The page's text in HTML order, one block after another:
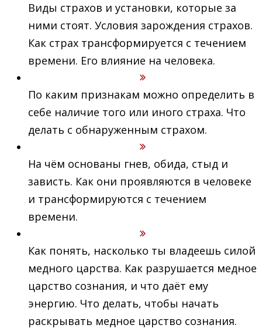
Виды страхов и установки, которые за
ними стоят. Условия зарождения страхов.
Как страх трансформируется с течением
времени. Его влияние на человека.
По каким признакам можно определить в
себе наличие того или иного страха. Что
делать с обнаруженным страхом.
На чём основаны гнев, обида, стыд и
зависть. Как они проявляются в человеке
и трансформируются с течением
времени.
Как понять, насколько ты владеешь силой
медного царства. Как разрушается медное
царство сознания, и что даёт ему
энергию. Что делать, чтобы начать
раскрывать медное царство сознания.